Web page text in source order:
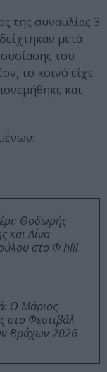
της συναυλίας 3
μετά
του
το κοινό είχε
και
Θοδωρής
και Λίνα
στο Φ hill
Ο Μάριος
στο Φεστιβάλ
Βράχων 2026